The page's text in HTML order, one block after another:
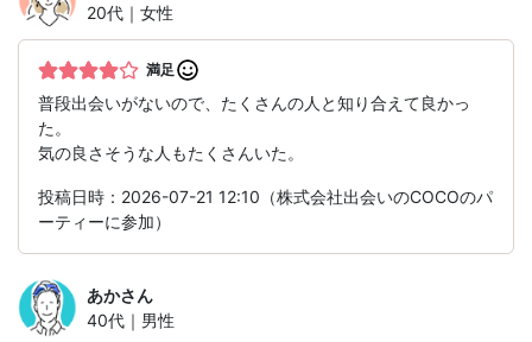
20代｜女性
満足
普段出会いがないので、たくさんの人と知り合えて良かっ
た。
気の良さそうな人もたくさんいた。
投稿日時：2026-07-21 12:10（株式会社出会いのCOCOのパ
ーティーに参加）
あかさん
40代｜男性